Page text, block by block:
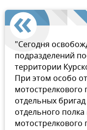
"Сегодня
подразделений
территории
При этом особо
мотострелкового
отдельных
отдельного
мотострелкового